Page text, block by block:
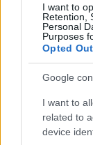
I want to
Retention,
Personal
Purposes
Opted Out
Google
I want to
related to
device
MEST LÄSTA
Tagna
2